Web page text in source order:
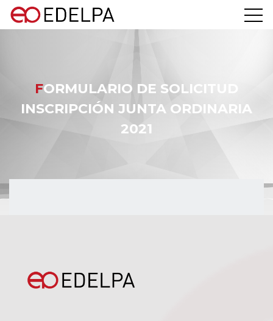
FORMULARIO DE SOLICITUD
INSCRIPCIÓN JUNTA ORDINARIA
2021